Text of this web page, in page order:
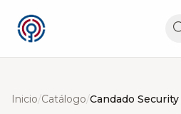
Inicio/Catálogo/Candado